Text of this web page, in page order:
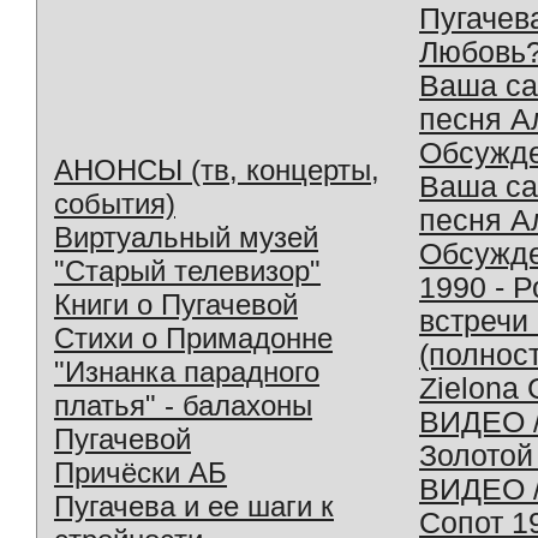
АНОНСЫ (тв, концерты,
события)
Виртуальный музей
"Старый телевизор"
Книги о Пугачевой
Стихи о Примадонне
"Изнанка парадного
платья" - балахоны
Пугачевой
Причёски АБ
Пугачева и ее шаги к
Ваша
песня
Ваша
песня
1990 -
Zielona
ВИДЕО
ВИДЕО
Сопот